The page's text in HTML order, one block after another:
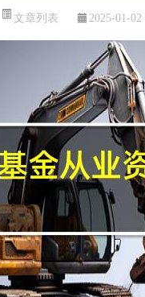
文章列表 2025-01-02